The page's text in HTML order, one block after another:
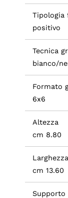
Tipologia
positivo
Tecnica
bianco/
Formato
6x6
Altezza
cm 8.80
Larghezza
cm 13.60
Supporto